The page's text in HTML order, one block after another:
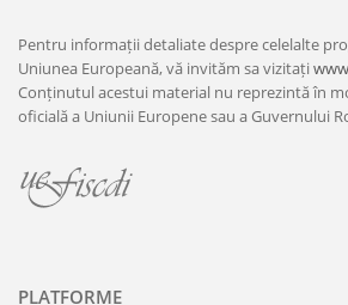
Pentru informații detaliate despre celelalte
Uniunea Europeană, vă invităm sa vizitați
Conținutul acestui material nu reprezintă în
oficială a Uniunii Europene sau a Guvernului
PLATFORME